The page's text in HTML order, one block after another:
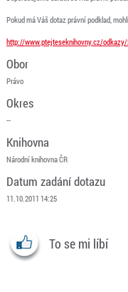
Pokud má Váš dotaz právní podklad,
http://www.ptejteseknihovny.cz/odkazy/
Obor
Právo
Okres
--
Knihovna
Národní knihovna ČR
Datum zadání dotazu
11.10.2011 14:25
To se mi líbí